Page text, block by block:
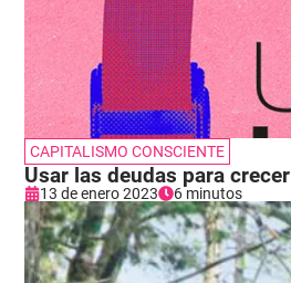
CAPITALISMO CONSCIENTE
Usar las deudas para crecer
13 de enero 2023 6 minutos